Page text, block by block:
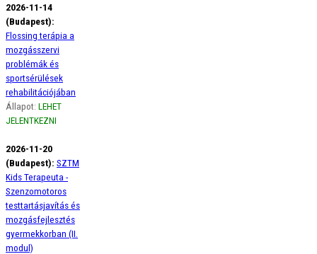
2026-11-14
(Budapest):
Flossing terápia a
mozgásszervi
problémák és
sportsérülések
rehabilitációjában
Állapot: LEHET
JELENTKEZNI
2026-11-20
(Budapest): SZTM
Kids Terapeuta -
Szenzomotoros
testtartásjavítás és
mozgásfejlesztés
gyermekkorban (II.
modul)